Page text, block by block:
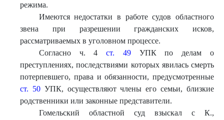
режима.
Имеются недостатки в работе судов областного
звена при разрешении гражданских исков,
рассматриваемых в уголовном процессе.
Согласно ч. 4ст. 49УПК по делам о
преступлениях, последствиями которых явилась смерть
потерпевшего, права и обязанности, предусмотренные
ст. 50УПК, осуществляют члены его семьи, близкие
родственники или законные представители.
Гомельский областной суд взыскал с К.,